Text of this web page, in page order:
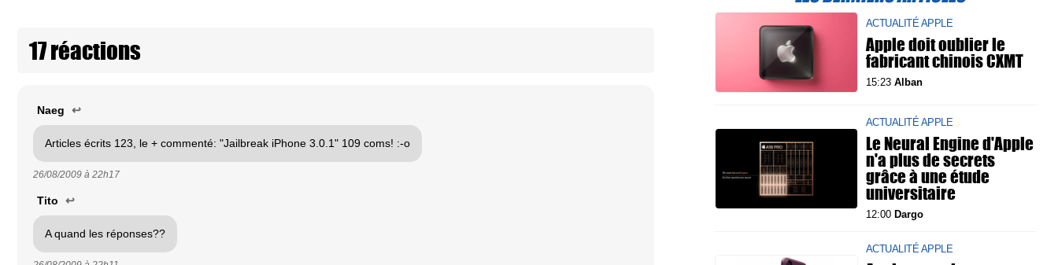
17 réactions
Naeg ↩
Articles écrits 123, le + commenté: "Jailbreak iPhone 3.0.1" 109 coms! :-o
26/08/2009 à 22h17
Tito ↩
A quand les réponses??
ACTUALITÉ APPLE
Apple doit oublier le
fabricant chinois CXMT
15:23 Alban
ACTUALITÉ APPLE
Le Neural Engine d'Apple
n'a plus de secrets
grâce à une étude
universitaire
12:00 Dargo
ACTUALITÉ APPLE